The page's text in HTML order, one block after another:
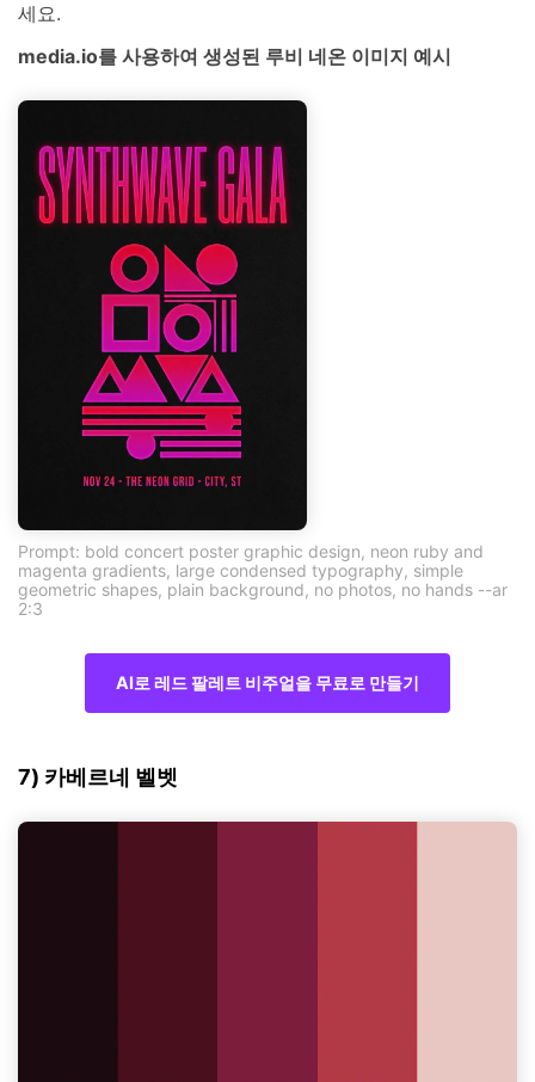
세요.
media.io를 사용하여 생성된 루비 네온 이미지 예시
Prompt: bold concert poster graphic design, neon ruby and
magenta gradients, large condensed typography, simple
geometric shapes, plain background, no photos, no hands --ar
2:3
AI로 레드 팔레트 비주얼을 무료로 만들기
7) 카베르네 벨벳